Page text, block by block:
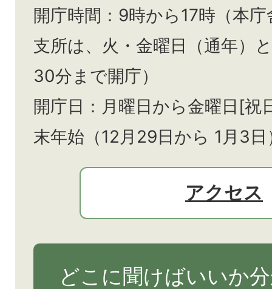
開庁時間：9時から17時（本
支所は、火・金曜日（通年）と
30分まで開庁）
開庁日：月曜日から金曜日[祝
末年始（12月29日から 1月3
アクセス
どこに聞けばいいか